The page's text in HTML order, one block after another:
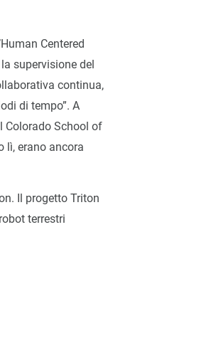
Centered
supervisione del
continua,
di tempo”. A
Colorado School of
lì, erano ancora
Il progetto Triton
terrestri